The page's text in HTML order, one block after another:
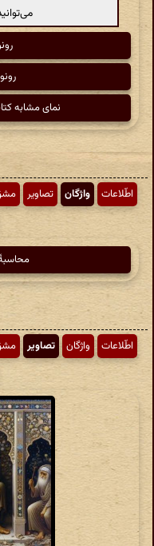
نمای مشابه
اطّلاعات واژگان تصاویر
اطّلاعات واژگان تصاویر